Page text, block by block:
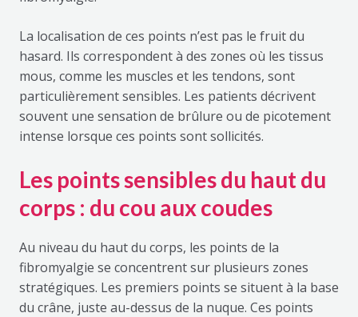
La localisation de ces points n’est pas le fruit du
hasard. Ils correspondent à des zones où les tissus
mous, comme les muscles et les tendons, sont
particulièrement sensibles. Les patients décrivent
souvent une sensation de brûlure ou de picotement
intense lorsque ces points sont sollicités.
Les points sensibles du haut du
corps : du cou aux coudes
Au niveau du haut du corps, les points de la
fibromyalgie se concentrent sur plusieurs zones
stratégiques. Les premiers points se situent à la base
du crâne, juste au-dessus de la nuque. Ces points